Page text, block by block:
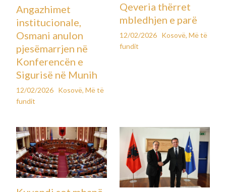
Angazhimet
institucionale,
Osmani anulon
pjesëmarrjen në
Konferencën e
Sigurisë në Munih
12/02/2026 Kosovë,Më të
fundit
Qeveria thërret
mbledhjen e parë
12/02/2026 Kosovë, Më të
fundit